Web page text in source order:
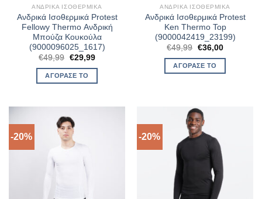
ΑΝΔΡΙΚΆ ΙΣΟΘΕΡΜΙΚΆ
Ανδρικά Ισοθερμικά Protest
Fellowy Thermo Ανδρική
Μπούζα Κουκούλα
(9000096025_1617)
€49,99 Original
was:
€49,99.
€29,99Η
ΑΓΌΡΑΣΈ ΤΟ
ΑΝΔΡΙΚΆ ΙΣΟΘΕΡΜΙΚΆ
Ανδρικά Ισοθερμικά Protest
Ken Thermo Top
(9000042419_23199)
€49,99 Original
was:
€49,99.
€36,00Η
ΑΓΌΡΑΣΈ ΤΟ
-20% -20%